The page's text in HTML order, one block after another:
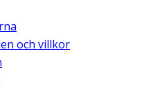
och villkor